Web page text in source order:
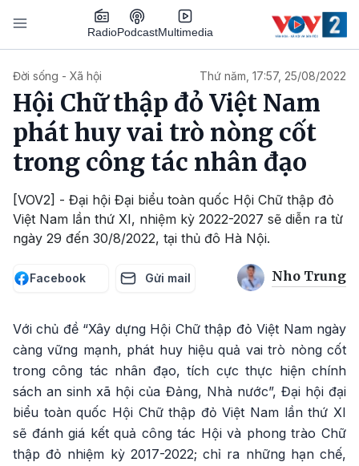
Nhảy đến nội dung
RadioPodcastMultimedia
Đời sống - Xã hội Thứ năm, 17:57, 25/08/2022
Hội Chữ thập đỏ Việt Nam
phát huy vai trò nòng cốt
trong công tác nhân đạo
[VOV2] - Đại hội Đại biểu toàn quốc Hội Chữ thập đỏ
Việt Nam lần thứ XI, nhiệm kỳ 2022-2027 sẽ diễn ra từ
ngày 29 đến 30/8/2022, tại thủ đô Hà Nội.
Facebook Gửi mail Nho Trung
Với chủ đề “Xây dựng Hội Chữ thập đỏ Việt Nam ngày
càng vững mạnh, phát huy hiệu quả vai trò nòng cốt
trong công tác nhân đạo, tích cực thực hiện chính
sách an sinh xã hội của Đảng, Nhà nước”, Đại hội đại
biểu toàn quốc Hội Chữ thập đỏ Việt Nam lần thứ XI
sẽ đánh giá kết quả công tác Hội và phong trào Chữ
thập đỏ nhiệm kỳ 2017-2022; chỉ ra những hạn chế,